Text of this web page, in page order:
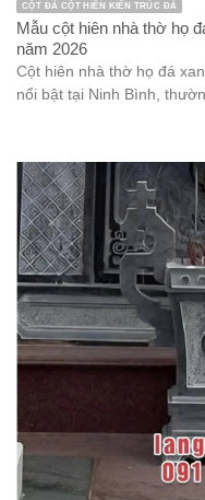
CỘT ĐÁ CỘT HIÊN KIẾN TRÚC ĐÁ
Mẫu cột hiên nhà thờ họ
năm 2026
Cột hiên nhà thờ họ đá
nổi bật tại Ninh Bình,